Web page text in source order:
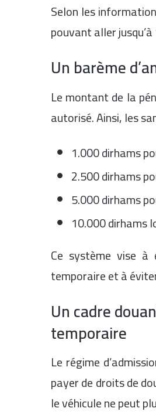
Selon les
pouvant aller jusqu’à
Un barème
Le montant de la
autorisé. Ainsi, les
1.000 dirhams
2.500 dirhams
5.000 dirhams
10.000 dirhams
Ce système vise à
temporaire et à
Un cadre
temporaire
Le régime
payer de droits de
le véhicule ne peut